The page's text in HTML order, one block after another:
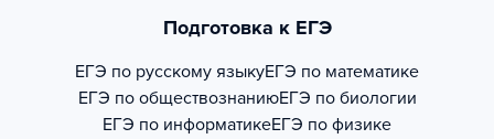
Подготовка к ЕГЭ
ЕГЭ по русскому языкуЕГЭ по математике
ЕГЭ по обществознаниюЕГЭ по биологии
ЕГЭ по информатикеЕГЭ по физике